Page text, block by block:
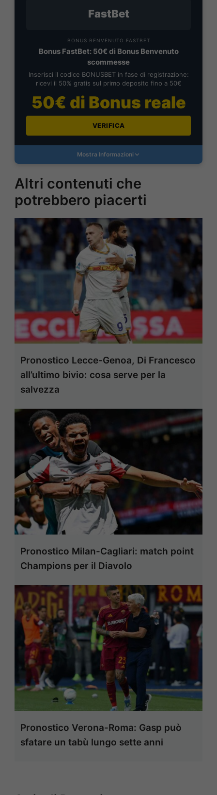
FastBet
BONUS BENVENUTO FASTBET
Bonus FastBet: 50€ di Bonus Benvenuto
scommesse
Inserisci il codice BONUSBET in fase di registrazione:
ricevi il 50% gratis sul primo deposito fino a 50€
50€ di Bonus reale
VERIFICA
Mostra Informazioni
Altri contenuti che
potrebbero piacerti
Pronostico Lecce-Genoa, Di Francesco
all’ultimo bivio: cosa serve per la
salvezza
Pronostico Milan-Cagliari: match point
Champions per il Diavolo
Pronostico Verona-Roma: Gasp può
sfatare un tabù lungo sette anni